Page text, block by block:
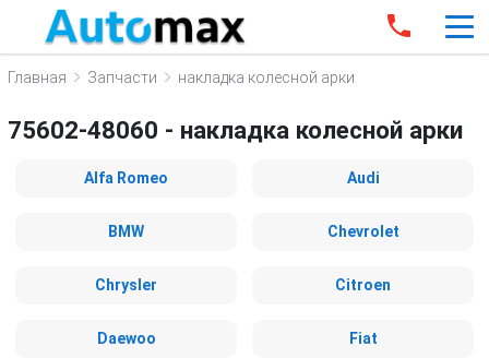
Главная Запчасти накладка колесной арки
75602-48060 - накладка колесной арки
Alfa Romeo Audi
BMW Chevrolet
Chrysler Citroen
Daewoo Fiat